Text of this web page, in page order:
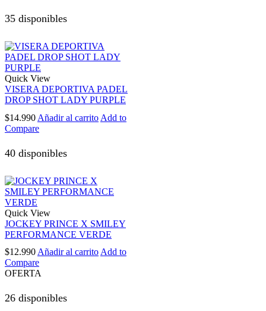
35 disponibles
Quick View
VISERA DEPORTIVA PADEL
DROP SHOT LADY PURPLE
$14.990 Añadir al carrito Add to
Compare
40 disponibles
Quick View
JOCKEY PRINCE X SMILEY
PERFORMANCE VERDE
$12.990 Añadir al carrito Add to
Compare
OFERTA
26 disponibles